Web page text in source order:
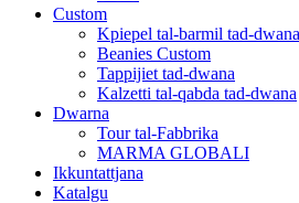
Custom
Kpiepel tal-barmil tad-dwana
Beanies Custom
Tappijiet tad-dwana
Kalzetti tal-qabda tad-dwana
Dwarna
Tour tal-Fabbrika
MARMA GLOBALI
Ikkuntattjana
Katalgu